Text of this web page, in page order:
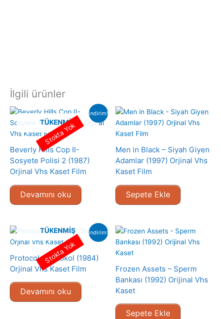
İlgili ürünler
indirim!
TÜKENMIŞ
Beverly Hills Cop II-
Sosyete Polisi 2 (1987)
Orjinal Vhs Kaset Film
Devamını oku
Stokta Yok
Men in Black – Siyah Giyen
Adamlar (1997) Orjinal Vhs
Kaset Film
Sepete Ekle
indirim!
TÜKENMIŞ
Protocol- Protokol (1984)
Orjinal Vhs Kaset Film
Devamını oku
Stokta Yok
Frozen Assets – Sperm
Bankası (1992) Orijinal Vhs
Kaset
Sepete Ekle